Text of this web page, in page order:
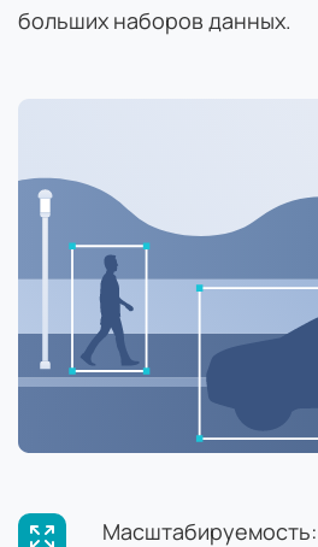
больших наборов данных.